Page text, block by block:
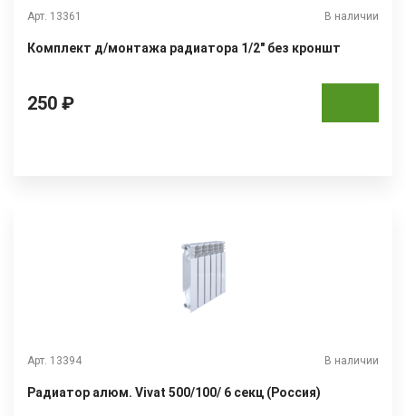
Арт. 13361 В наличии
Комплект д/монтажа радиатора 1/2" без кроншт
250 ₽
Арт. 13394 В наличии
Радиатор алюм. Vivat 500/100/ 6 секц (Россия)